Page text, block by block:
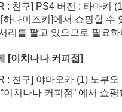
: 친구] PS4 버전 : 타마키
하나미즈키]에서 쇼핑할 수
리를 팔고 있으므로 필요
[이치나나 커피점]
: 친구] 야마오카 (1) 노부오
이치나나 커피점” 에서 쇼